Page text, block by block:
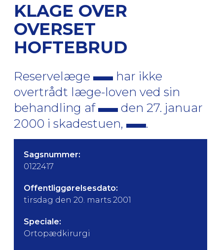
KLAGE OVER
OVERSET
HOFTEBRUD
Reservelæge
har ikke
overtrådt læge-loven ved sin
behandling af
den 27. januar
2000 i skadestuen,
.
Sagsnummer:
0122417
Offentliggørelsesdato:
tirsdag den 20. marts 2001
Speciale:
Ortopædkirurgi